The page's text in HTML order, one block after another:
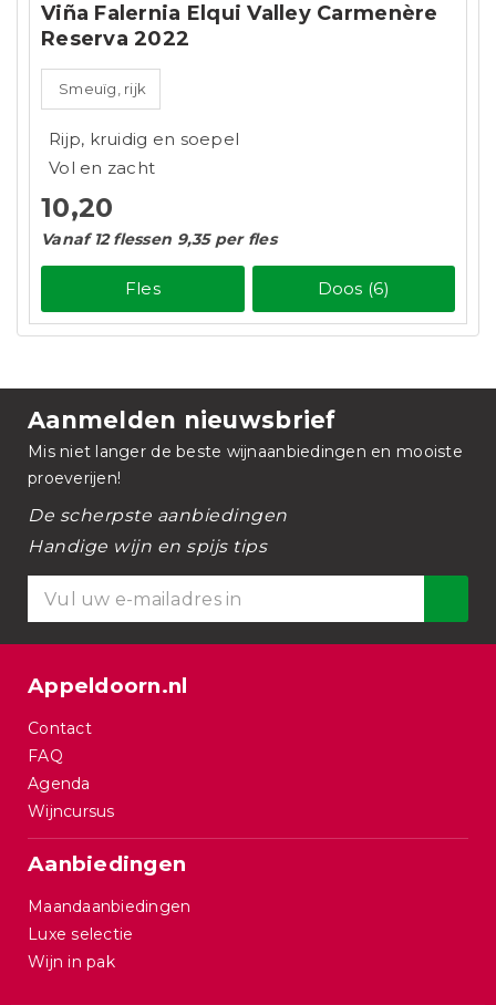
Viña Falernia Elqui Valley Carmenère
Reserva 2022
Smeuïg, rijk
Rijp, kruidig en soepel
Vol en zacht
10,20
Vanaf 12 flessen 9,35 per fles
Fles Doos (6)
Aanmelden nieuwsbrief
Mis niet langer de beste wijnaanbiedingen en mooiste
proeverijen!
De scherpste aanbiedingen
Handige wijn en spijs tips
Appeldoorn.nl
Contact
FAQ
Agenda
Wijncursus
Aanbiedingen
Maandaanbiedingen
Luxe selectie
Wijn in pak